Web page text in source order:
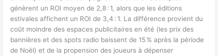
génèrent un ROI moyen de 2,8 : 1, alors que les éditions
estivales affichent un ROI de 3,4 : 1. La différence provient du
coût moindre des espaces publicitaires en été (les prix des
bannières et des spots radio baissent de 15 % après la période
de Noël) et de la propension des joueurs à dépenser